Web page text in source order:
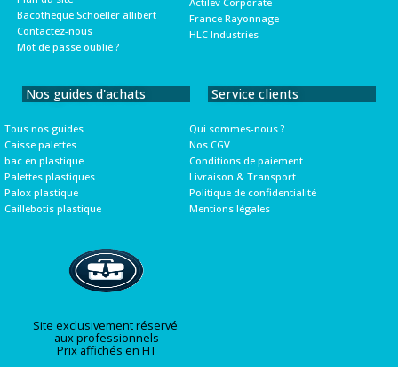
Bacotheque Schoeller allibert
Contactez-nous
Mot de passe oublié ?
France Rayonnage
HLC Industries
Nos guides d'achats
Tous nos guides
Caisse palettes
bac en plastique
Palettes plastiques
Palox plastique
Caillebotis plastique
Service clients
Qui sommes-nous ?
Nos CGV
Conditions de paiement
Livraison & Transport
Politique de confidentialité
Mentions légales
Site exclusivement réservé
aux professionnels
Prix affichés en HT